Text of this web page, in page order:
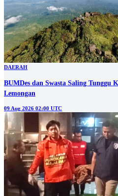
DAERAH
BUMDes dan Swasta Saling Tunggu
Lemongan
09 Aug 2026 02:00 UTC